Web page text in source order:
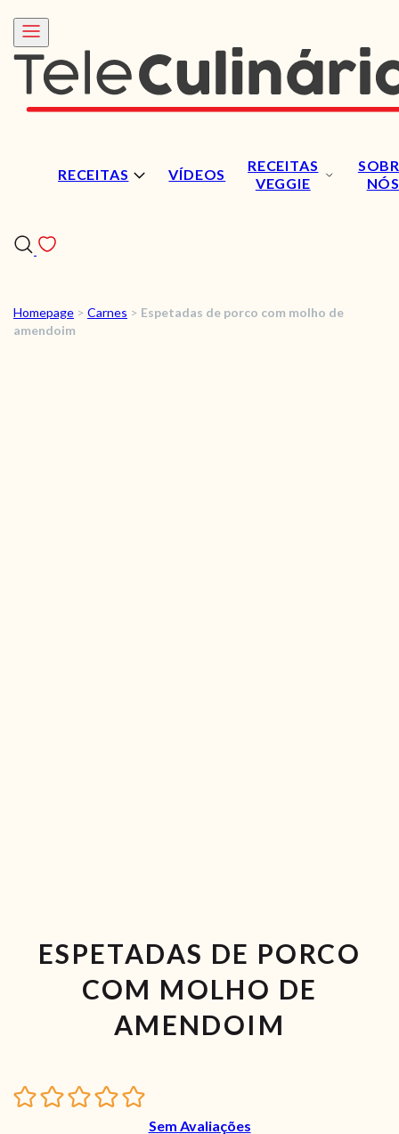
RECEITAS VÍDEOS
RECEITAS
VEGGIE
NÓS
RECEITAS
Homepage > Carnes > Espetadas de porco com molho de
amendoim
ESPETADAS DE PORCO
COM MOLHO DE
AMENDOIM
Sem Avaliações